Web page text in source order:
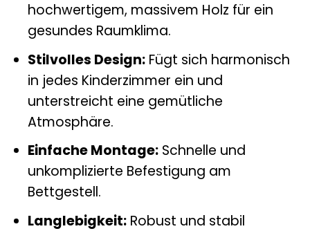
hochwertigem, massivem Holz für ein
gesundes Raumklima.
Stilvolles Design:Fügt sich harmonisch
in jedes Kinderzimmer ein und
unterstreicht eine gemütliche
Atmosphäre.
Einfache Montage:Schnelle und
unkomplizierte Befestigung am
Bettgestell.
Langlebigkeit:Robust und stabil